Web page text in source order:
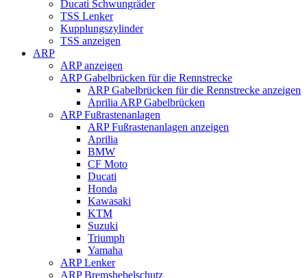
Ducati Schwungräder
TSS Lenker
Kupplungszylinder
TSS anzeigen
ARP
ARP anzeigen
ARP Gabelbrücken für die Rennstrecke
ARP Gabelbrücken für die Rennstrecke anzeigen
Aprilia ARP Gabelbrücken
ARP Fußrastenanlagen
ARP Fußrastenanlagen anzeigen
Aprilia
BMW
CF Moto
Ducati
Honda
Kawasaki
KTM
Suzuki
Triumph
Yamaha
ARP Lenker
ARP Bremshebelschutz